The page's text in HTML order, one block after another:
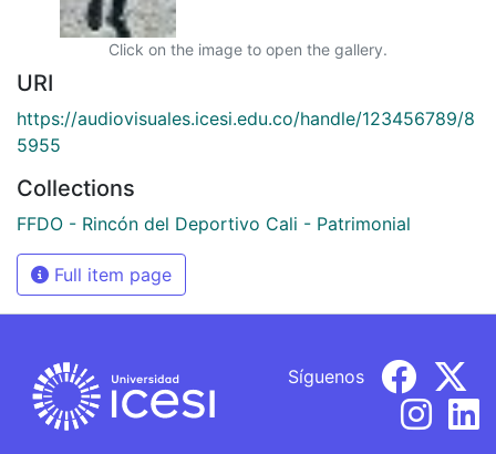
Click on the image to open the gallery.
URI
https://audiovisuales.icesi.edu.co/handle/123456789/8
5955
Collections
FFDO - Rincón del Deportivo Cali - Patrimonial
Full item page
Síguenos